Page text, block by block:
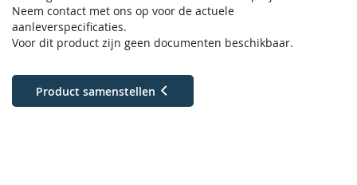
Neem contact met ons op voor de actuele
aanleverspecificaties.
Voor dit product zijn geen documenten beschikbaar.
Product samenstellen